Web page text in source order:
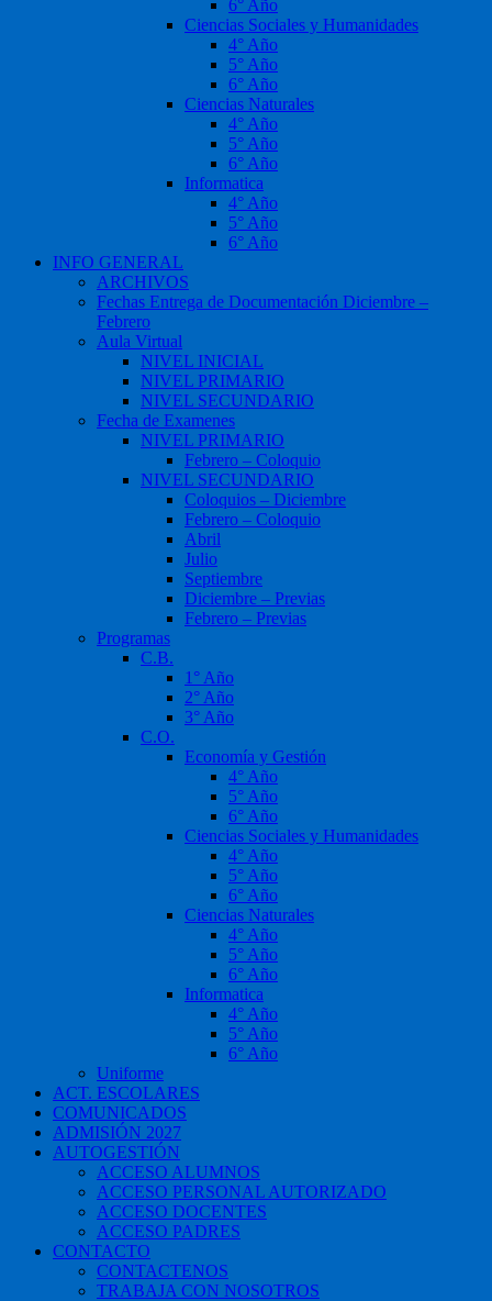
6° Año
Ciencias Sociales y Humanidades
4° Año
5° Año
6° Año
Ciencias Naturales
4° Año
5° Año
6° Año
Informatica
4° Año
5° Año
6° Año
INFO GENERAL
ARCHIVOS
Fechas Entrega de Documentación Diciembre –
Febrero
Aula Virtual
NIVEL INICIAL
NIVEL PRIMARIO
NIVEL SECUNDARIO
Fecha de Examenes
NIVEL PRIMARIO
Febrero – Coloquio
NIVEL SECUNDARIO
Coloquios – Diciembre
Febrero – Coloquio
Abril
Julio
Septiembre
Diciembre – Previas
Febrero – Previas
Programas
C.B.
1° Año
2° Año
3° Año
C.O.
Economía y Gestión
4° Año
5° Año
6° Año
Ciencias Sociales y Humanidades
4° Año
5° Año
6° Año
Ciencias Naturales
4° Año
5° Año
6° Año
Informatica
4° Año
5° Año
6° Año
Uniforme
ACT. ESCOLARES
COMUNICADOS
ADMISIÓN 2027
AUTOGESTIÓN
ACCESO ALUMNOS
ACCESO PERSONAL AUTORIZADO
ACCESO DOCENTES
ACCESO PADRES
CONTACTO
CONTACTENOS
TRABAJA CON NOSOTROS